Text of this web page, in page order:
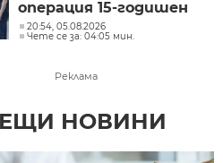
най-слабото за
последните 30...
операция 15-годишен
състезател по борба
отново е на крака
20:54, 05.08.2026
Чете се за: 04:05 мин.
Реклама
НОВИНИ